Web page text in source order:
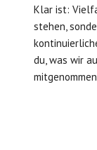
Klar ist:
stehen,
du, was wir